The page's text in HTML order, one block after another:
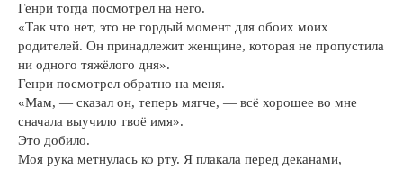
Генри тогда посмотрел на него.
«Так что нет, это не гордый момент для обоих моих
родителей. Он принадлежит женщине, которая не пропустила
ни одного тяжёлого дня».
Генри посмотрел обратно на меня.
«Мам, — сказал он, теперь мягче, — всё хорошее во мне
сначала выучило твоё имя».
Это добило.
Моя рука метнулась ко рту. Я плакала перед деканами,